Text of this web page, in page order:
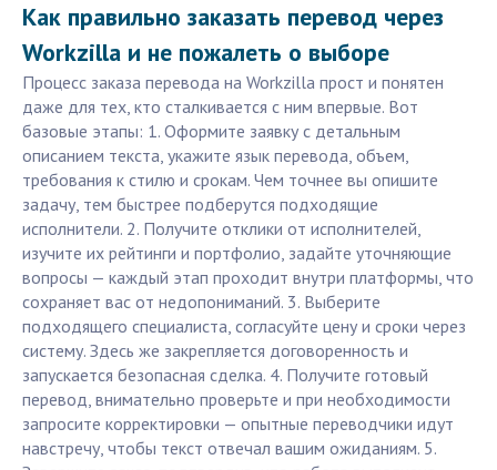
Как правильно заказать перевод через
Workzilla и не пожалеть о выборе
Процесс заказа перевода на Workzilla прост и понятен
даже для тех, кто сталкивается с ним впервые. Вот
базовые этапы: 1. Оформите заявку с детальным
описанием текста, укажите язык перевода, объем,
требования к стилю и срокам. Чем точнее вы опишите
задачу, тем быстрее подберутся подходящие
исполнители. 2. Получите отклики от исполнителей,
изучите их рейтинги и портфолио, задайте уточняющие
вопросы — каждый этап проходит внутри платформы, что
сохраняет вас от недопониманий. 3. Выберите
подходящего специалиста, согласуйте цену и сроки через
систему. Здесь же закрепляется договоренность и
запускается безопасная сделка. 4. Получите готовый
перевод, внимательно проверьте и при необходимости
запросите корректировки — опытные переводчики идут
навстречу, чтобы текст отвечал вашим ожиданиям. 5.